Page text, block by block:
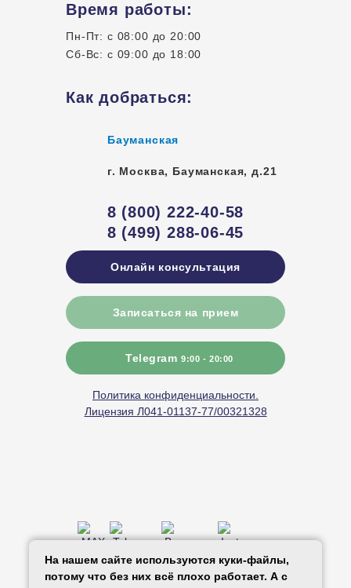
Время работы:
Пн-Пт: с 08:00 до 20:00
Сб-Вс: с 09:00 до 18:00
Как добраться:
Бауманская
г. Москва, Бауманская, д.21
8 (800) 222-40-58
8 (499) 288-06-45
Онлайн консультация
Записаться на прием
Telegram 9:00 - 20:00
Политика конфиденциальности.
Лицензия Л041-01137-77/00321328
в РФ
На нашем сайте используются куки-файлы,
потому что без них всё плохо работает. А с